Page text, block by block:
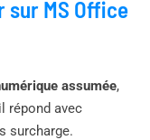
sur MS Office
assumée,
répond avec
surcharge.